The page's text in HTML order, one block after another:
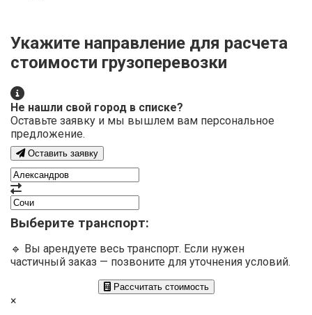
Укажите направление для расчета
стоимости грузоперевозки
Не нашли свой город в списке?
Оставьте заявку и мы вышлем вам персональное
предложение.
Оставить заявку
Выберите транспорт:
🔹 Вы арендуете весь транспорт. Если нужен
частичный заказ — позвоните для уточнения условий.
Рассчитать стоимость
×